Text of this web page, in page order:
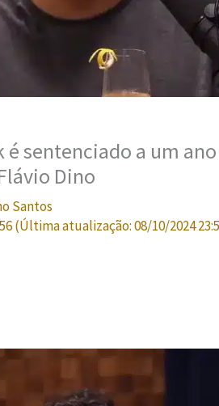
é sentenciado a um
Dino
Santos
(Última atualização:08/10/2024